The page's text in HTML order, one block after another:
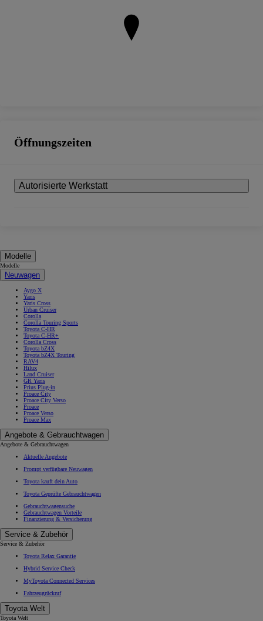
Öffnungszeiten
Autorisierte Werkstatt
Modelle
Modelle
Neuwagen
Aygo X
Yaris
Yaris Cross
Urban Cruiser
Corolla
Corolla Touring Sports
Toyota C-HR
Toyota C-HR+
Corolla Cross
Toyota bZ4X
Toyota bZ4X Touring
RAV4
Hilux
Land Cruiser
GR Yaris
Prius Plug-in
Proace City
Proace City Verso
Proace
Proace Verso
Proace Max
Angebote & Gebrauchtwagen
Angebote & Gebrauchtwagen
Aktuelle Angebote
Prompt verfügbare Neuwagen
Toyota kauft dein Auto
Toyota Geprüfte Gebrauchtwagen
Gebrauchtwagensuche
Gebrauchtwagen Vorteile
Finanzierung & Versicherung
Service & Zubehör
Service & Zubehör
Toyota Relax Garantie
Hybrid Service Check
MyToyota Connected Services
Fahrzeugrückruf
Toyota Welt
Toyota Welt